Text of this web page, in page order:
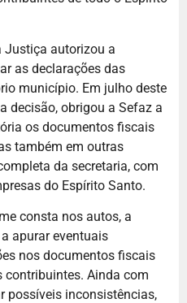
Justiça autorizou a
as declarações das
município. Em julho deste
decisão, obrigou a Sefaz a
os documentos fiscais
também em outras
da secretaria, com
do Espírito Santo.
consta nos autos, a
apurar eventuais
nos documentos fiscais
contribuintes. Ainda com
possíveis inconsistências,